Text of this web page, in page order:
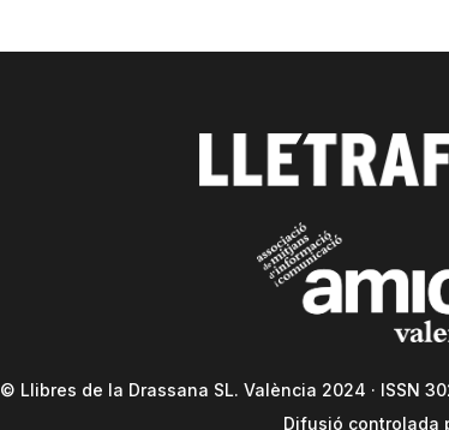
© Llibres de la Drassana SL. València 2024 · ISSN
Difusió controlada